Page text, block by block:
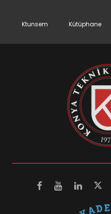
Ktunsem Kütüphane